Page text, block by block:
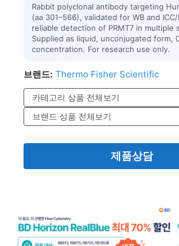
Rabbit polyclonal antibody targeting
(aa 301–566), validated for WB and
reliable detection of PRMT7 in multiple
Supplied as liquid, unconjugated form,
concentration. For research use only.
브랜드: Thermo Fisher Scientific
카테고리 상품 전체보기
브랜드 상품 전체보기
제품상담